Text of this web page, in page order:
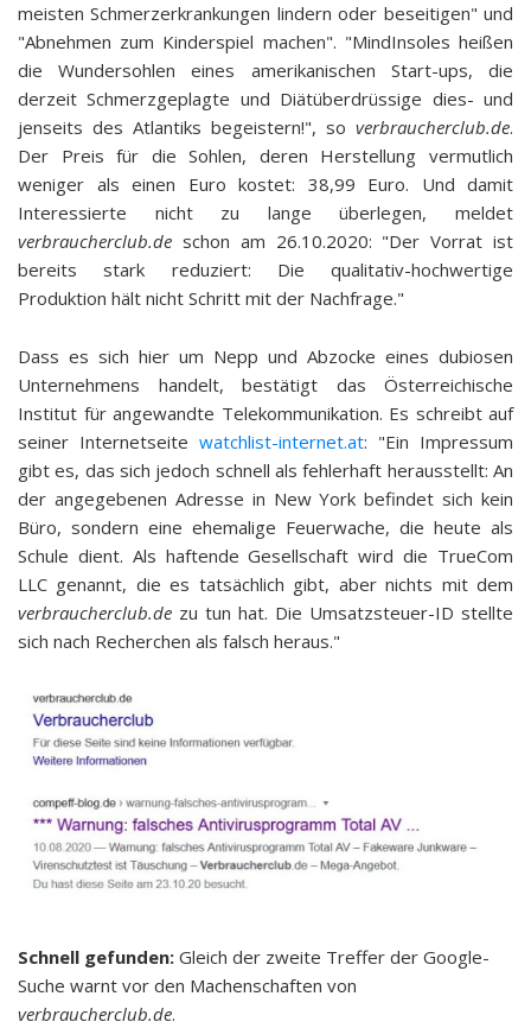
meisten Schmerzerkrankungen lindern oder beseitigen" und
"Abnehmen zum Kinderspiel machen". "MindInsoles heißen
die Wundersohlen eines amerikanischen Start-ups, die
derzeit Schmerzgeplagte und Diätüberdrüssige dies- und
jenseits des Atlantiks begeistern!", so verbraucherclub.de.
Der Preis für die Sohlen, deren Herstellung vermutlich
weniger als einen Euro kostet: 38,99 Euro. Und damit
Interessierte nicht zu lange überlegen, meldet
verbraucherclub.de schon am 26.10.2020: "Der Vorrat ist
bereits stark reduziert: Die qualitativ-hochwertige
Produktion hält nicht Schritt mit der Nachfrage."
Dass es sich hier um Nepp und Abzocke eines dubiosen
Unternehmens handelt, bestätigt das Österreichische
Institut für angewandte Telekommunikation. Es schreibt auf
seiner Internetseite watchlist-internet.at: "Ein Impressum
gibt es, das sich jedoch schnell als fehlerhaft herausstellt: An
der angegebenen Adresse in New York befindet sich kein
Büro, sondern eine ehemalige Feuerwache, die heute als
Schule dient. Als haftende Gesellschaft wird die TrueCom
LLC genannt, die es tatsächlich gibt, aber nichts mit dem
verbraucherclub.de zu tun hat. Die Umsatzsteuer-ID stellte
sich nach Recherchen als falsch heraus."
Schnell gefunden: Gleich der zweite Treffer der Google-
Suche warnt vor den Machenschaften von
verbraucherclub.de.